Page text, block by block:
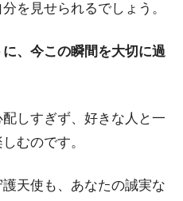
を見せられるでしょう。
、今この瞬間を大切に過
しすぎず、好きな人と一
むのです。
天使も、あなたの誠実な